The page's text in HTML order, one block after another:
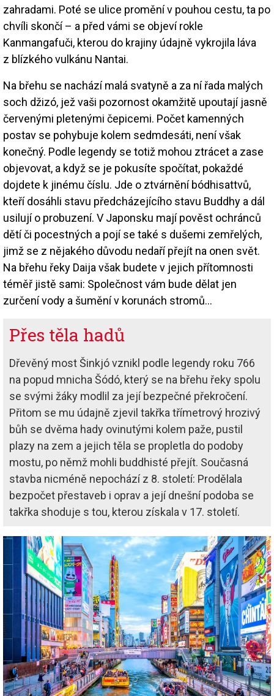
zahradami. Poté se ulice promění v pouhou cestu, ta po
chvíli skončí – a před vámi se objeví rokle
Kanmangafuči, kterou do krajiny údajně vykrojila láva
z blízkého vulkánu Nantai.
Na břehu se nachází malá svatyně a za ní řada malých
soch džizó, jež vaši pozornost okamžitě upoutají jasně
červenými pletenými čepicemi. Počet kamenných
postav se pohybuje kolem sedmdesáti, není však
konečný. Podle legendy se totiž mohou ztrácet a zase
objevovat, a když se je pokusíte spočítat, pokaždé
dojdete k jinému číslu. Jde o ztvárnění bódhisattvů,
kteří dosáhli stavu předcházejícího stavu Buddhy a dál
usilují o probuzení. V Japonsku mají pověst ochránců
dětí či pocestných a pojí se také s dušemi zemřelých,
jimž se z nějakého důvodu nedaří přejít na onen svět.
Na břehu řeky Daija však budete v jejich přítomnosti
téměř jistě sami: Společnost vám bude dělat jen
zurčení vody a šumění v korunách stromů…
Přes těla hadů
Dřevěný most Šinkjó vznikl podle legendy roku 766
na popud mnicha Šódó, který se na břehu řeky spolu
se svými žáky modlil za její bezpečné překročení.
Přitom se mu údajně zjevil takřka třímetrový hrozivý
bůh se dvěma hady ovinutými kolem paže, pustil
plazy na zem a jejich těla se propletla do podoby
mostu, po němž mohli buddhisté přejít. Současná
stavba nicméně nepochází z 8. století: Prodělala
bezpočet přestaveb i oprav a její dnešní podoba se
takřka shoduje s tou, kterou získala v 17. století.
Image